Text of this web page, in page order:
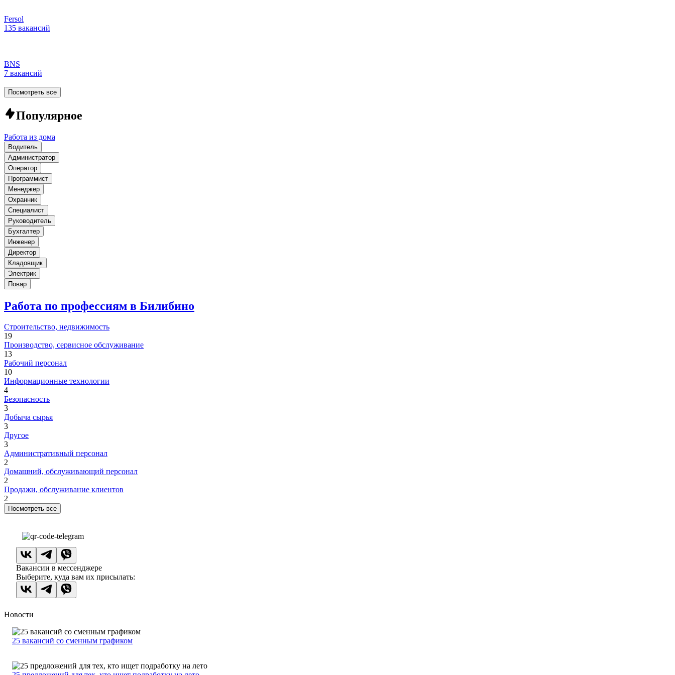
Fersol
135 вакансий
BNS
7 вакансий
Посмотреть все
Популярное
Работа из дома
Водитель
Администратор
Оператор
Программист
Менеджер
Охранник
Специалист
Руководитель
Бухгалтер
Инженер
Директор
Кладовщик
Электрик
Повар
Работа по профессиям в Билибино
Строительство, недвижимость
19
Производство, сервисное обслуживание
13
Рабочий персонал
10
Информационные технологии
4
Безопасность
3
Добыча сырья
3
Другое
3
Административный персонал
2
Домашний, обслуживающий персонал
2
Продажи, обслуживание клиентов
2
Посмотреть все
Вакансии в мессенджере
Выберите, куда вам их присылать:
Новости
25 вакансий со сменным графиком